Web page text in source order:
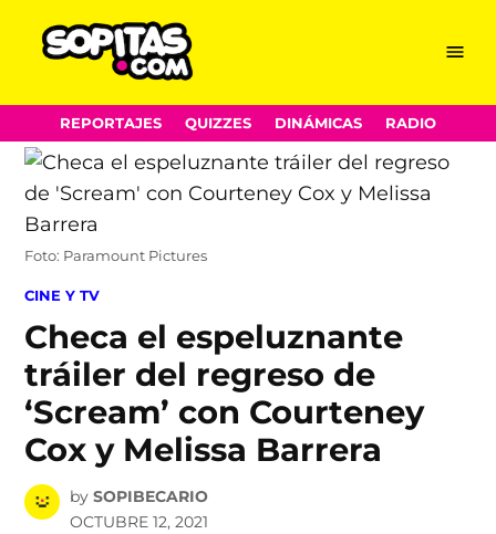
Skip
to
content
Menu
REPORTAJES QUIZZES DINÁMICAS RADIO
Foto: Paramount Pictures
POSTED
CINE Y TV
Checa el espeluznante
tráiler del regreso de
‘Scream’ con Courteney
Cox y Melissa Barrera
by SOPIBECARIO
OCTUBRE 12, 2021